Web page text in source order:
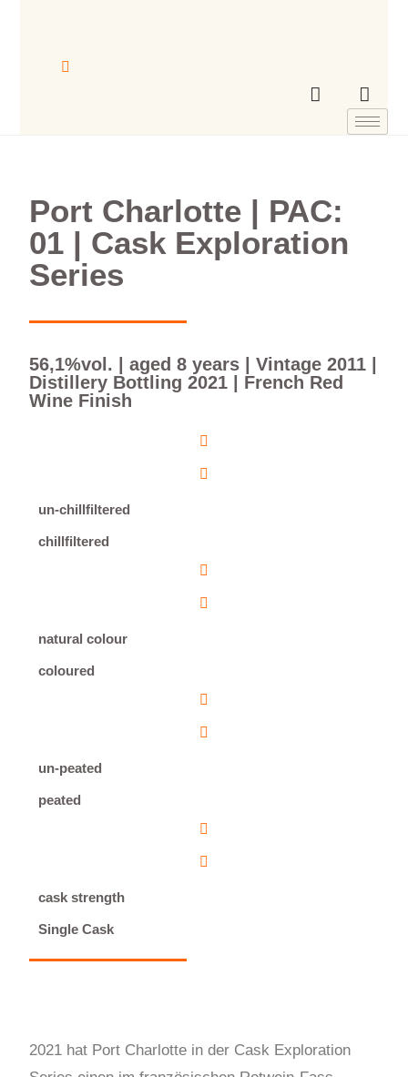
Port Charlotte | PAC:
01 | Cask Exploration
Series
56,1%vol. | aged 8 years | Vintage 2011 |
Distillery Bottling 2021 | French Red
Wine Finish
un-chillfiltered
chillfiltered
natural colour
coloured
un-peated
peated
cask strength
Single Cask
2021 hat Port Charlotte in der Cask Exploration